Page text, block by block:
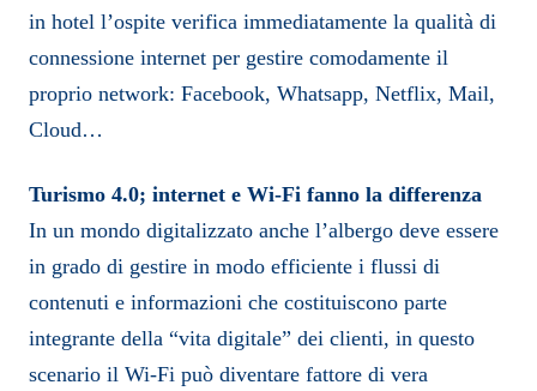
in hotel l’ospite verifica immediatamente la qualità di
connessione internet per gestire comodamente il
proprio network: Facebook, Whatsapp, Netflix, Mail,
Cloud…
Turismo 4.0; internet e Wi-Fi fanno la differenza
In un mondo digitalizzato anche l’albergo deve essere
in grado di gestire in modo efficiente i flussi di
contenuti e informazioni che costituiscono parte
integrante della “vita digitale” dei clienti, in questo
scenario il Wi-Fi può diventare fattore di vera